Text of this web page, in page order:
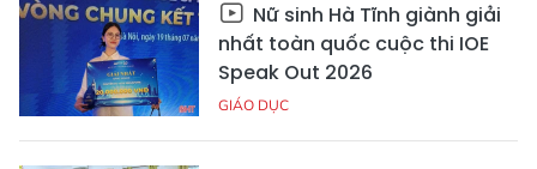
Nữ sinh Hà Tĩnh giành giải
nhất toàn quốc cuộc thi IOE
Speak Out 2026
GIÁO DỤC